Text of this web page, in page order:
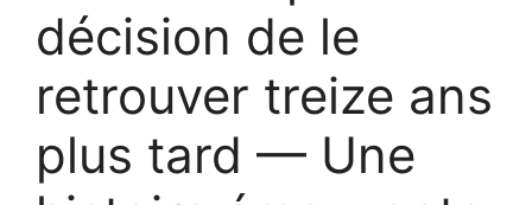
décision de le
retrouver treize ans
plus tard — Une